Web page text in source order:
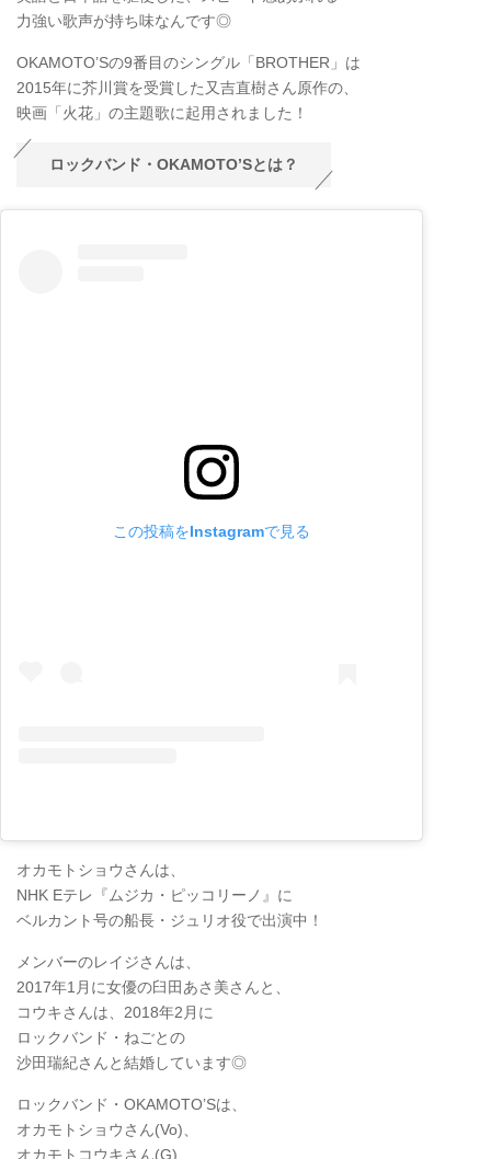
力強い歌声が持ち味なんです◎
OKAMOTO’Sの9番目のシングル「BROTHER」は
2015年に芥川賞を受賞した又吉直樹さん原作の、
映画「火花」の主題歌に起用されました！
ロックバンド・OKAMOTO’Sとは？
この投稿をInstagramで見る
オカモトショウさんは、
NHK Eテレ『ムジカ・ピッコリーノ』に
ベルカント号の船長・ジュリオ役で出演中！
メンバーのレイジさんは、
2017年1月に女優の臼田あさ美さんと、
コウキさんは、2018年2月に
ロックバンド・ねごとの
沙田瑞紀さんと結婚しています◎
ロックバンド・OKAMOTO’Sは、
オカモトショウさん(Vo)、
オカモトコウキさん(G)、